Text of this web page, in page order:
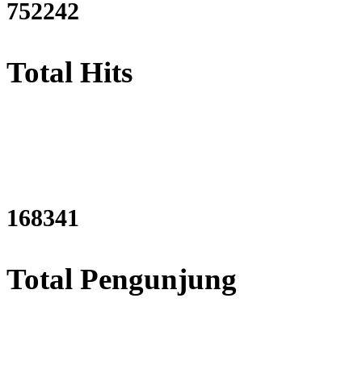
911809
Total Hits
204049
Total Pengunjung